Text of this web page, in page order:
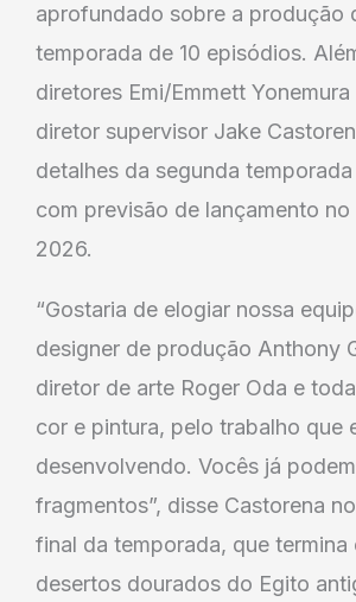
aprofundado sobre a produção
temporada de 10 episódios.
diretores Emi/Emmett
diretor supervisor Jake
detalhes da segunda
com previsão de lançamento no
2026.
“Gostaria de elogiar nossa
designer de produção Anthony
diretor de arte Roger Oda e
cor e pintura, pelo trabalho que
desenvolvendo. Vocês já
fragmentos”, disse Castorena
final da temporada, que termina
desertos dourados do Egito